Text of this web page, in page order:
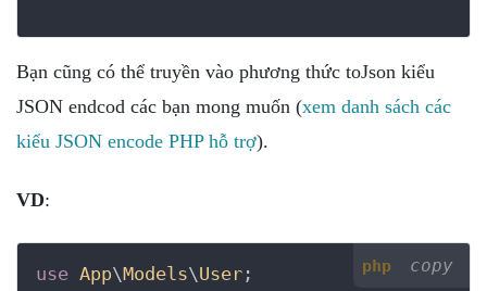
Bạn cũng có thể truyền vào phương thức toJson kiểu
JSON endcod các bạn mong muốn (xem danh sách các
kiểu JSON encode PHP hỗ trợ).
VD:
php copy
use App\Models\User;